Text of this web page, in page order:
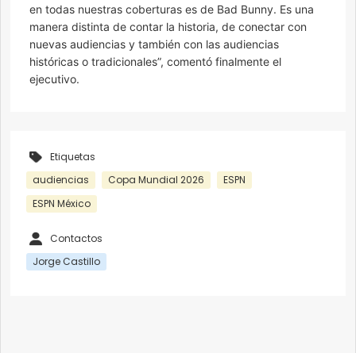
en todas nuestras coberturas es de Bad Bunny. Es una
manera distinta de contar la historia, de conectar con
nuevas audiencias y también con las audiencias
históricas o tradicionales”, comentó finalmente el
ejecutivo.
Etiquetas
audiencias
Copa Mundial 2026
ESPN
ESPN México
Contactos
Jorge Castillo